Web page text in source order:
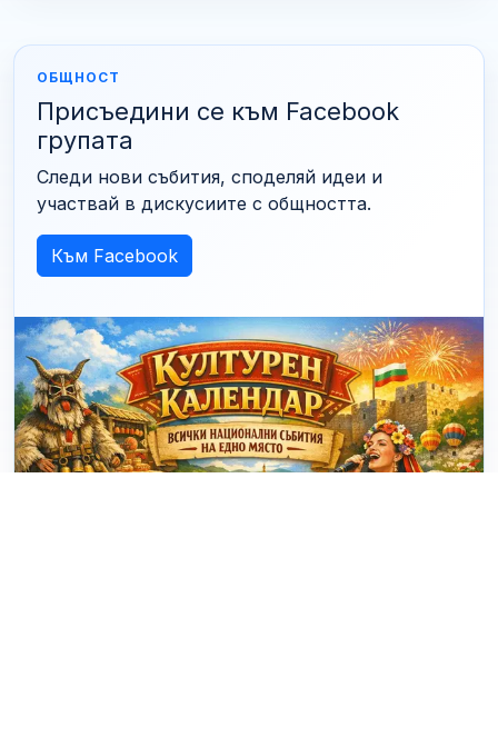
ОБЩНОСТ
Присъедини се към Facebook
групата
Следи нови събития, споделяй идеи и
участвай в дискусиите с общността.
Към Facebook